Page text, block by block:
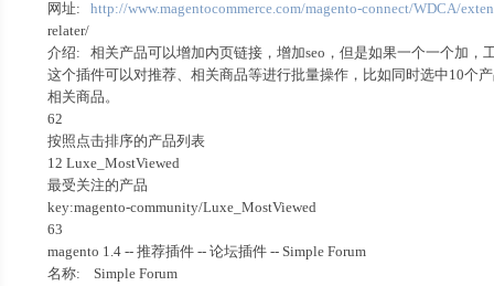
网址:http://www.magentocommerce.com/magento-connect/WDCA/
relater/
介绍: 相关产品可以增加内页链接，增加seo，但是如果一个一个加，
这个插件可以对推荐、相关商品等进行批量操作，比如同时选中10个
相关商品。
62
按照点击排序的产品列表
12 Luxe_MostViewed
最受关注的产品
key:magento-community/Luxe_MostViewed
63
magento 1.4 -- 推荐插件 -- 论坛插件 -- Simple Forum
名称: Simple Forum